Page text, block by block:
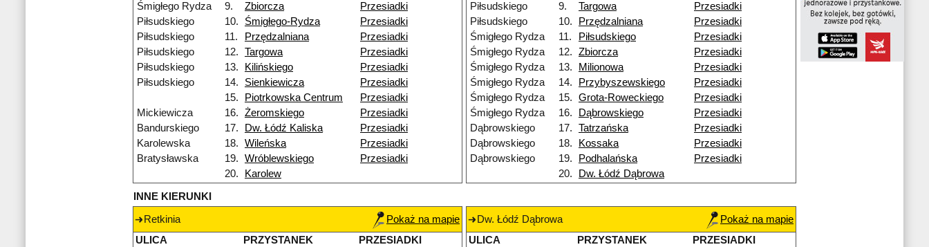
Śmigłego Rydza
9. Zbiorcza
Przesiadki
Piłsudskiego
10. Śmigłego-Rydza
Przesiadki
Piłsudskiego
11. Przędzalniana
Przesiadki
Piłsudskiego
12. Targowa
Przesiadki
Piłsudskiego
13. Kilińskiego
Przesiadki
Piłsudskiego
14. Sienkiewicza
Przesiadki
15.
Piotrkowska Centrum
Przesiadki
Mickiewicza
16. Żeromskiego
Przesiadki
Bandurskiego
17. Dw. Łódź Kaliska
Przesiadki
Karolewska
18. Wileńska
Przesiadki
Bratysławska
19. Wróblewskiego
Przesiadki
20.
Karolew
Piłsudskiego
9. Targowa
Przesiadki
Piłsudskiego
10. Przędzalniana
Przesiadki
Śmigłego Rydza
11. Piłsudskiego
Przesiadki
Śmigłego Rydza
12. Zbiorcza
Przesiadki
Śmigłego Rydza
13. Milionowa
Przesiadki
Śmigłego Rydza
14. Przybyszewskiego
Przesiadki
Śmigłego Rydza
15. Grota-Roweckiego
Przesiadki
Śmigłego Rydza
16. Dąbrowskiego
Przesiadki
Dąbrowskiego
17. Tatrzańska
Przesiadki
Dąbrowskiego
18. Kossaka
Przesiadki
Dąbrowskiego
19. Podhalańska
Przesiadki
20.
Dw. Łódź Dąbrowa
INNE KIERUNKI
Retkinia
Pokaż na mapie
ULICA
PRZYSTANEK
PRZESIADKI
Dw. Łódź Dąbrowa
Pokaż na mapie
ULICA
PRZYSTANEK
PRZESIADKI